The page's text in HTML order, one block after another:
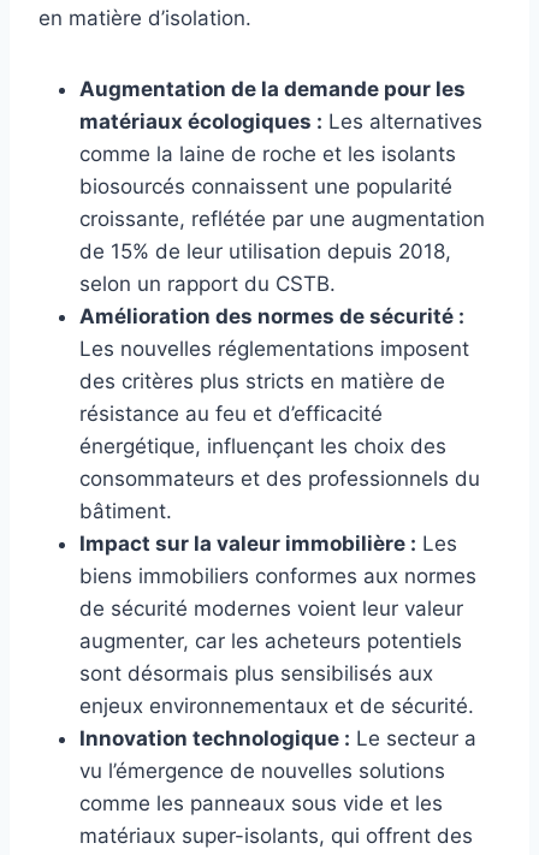
en matière d’isolation.
Augmentation de la demande pour les
matériaux écologiques : Les alternatives
comme la laine de roche et les isolants
biosourcés connaissent une popularité
croissante, reflétée par une augmentation
de 15% de leur utilisation depuis 2018,
selon un rapport du CSTB.
Amélioration des normes de sécurité :
Les nouvelles réglementations imposent
des critères plus stricts en matière de
résistance au feu et d’efficacité
énergétique, influençant les choix des
consommateurs et des professionnels du
bâtiment.
Impact sur la valeur immobilière : Les
biens immobiliers conformes aux normes
de sécurité modernes voient leur valeur
augmenter, car les acheteurs potentiels
sont désormais plus sensibilisés aux
enjeux environnementaux et de sécurité.
Innovation technologique : Le secteur a
vu l’émergence de nouvelles solutions
comme les panneaux sous vide et les
matériaux super-isolants, qui offrent des